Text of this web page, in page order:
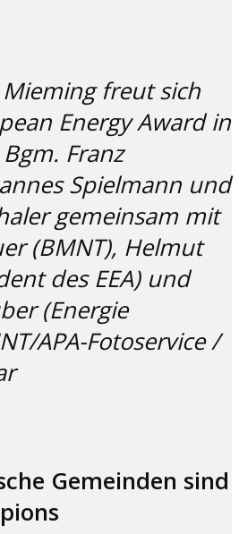
freut sich
Energy Award in
Franz
Spielmann und
gemeinsam mit
(BMNT), Helmut
des EEA) und
(Energie
APA-Fotoservice /
Gemeinden sind